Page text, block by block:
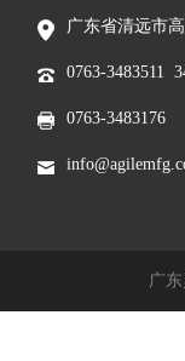
广东省清远市
0763-3483511
0763-3483176
广